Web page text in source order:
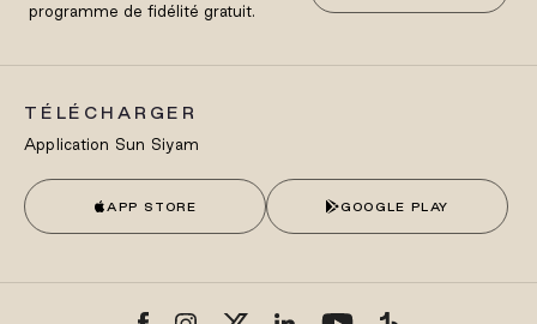
programme de fidélité gratuit.
TÉLÉCHARGER
Application Sun Siyam
APP STORE GOOGLE PLAY